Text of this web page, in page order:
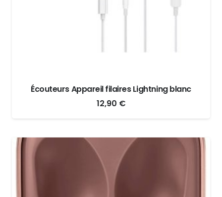
Écouteurs Appareil filaires Lightning blanc
12,90 €